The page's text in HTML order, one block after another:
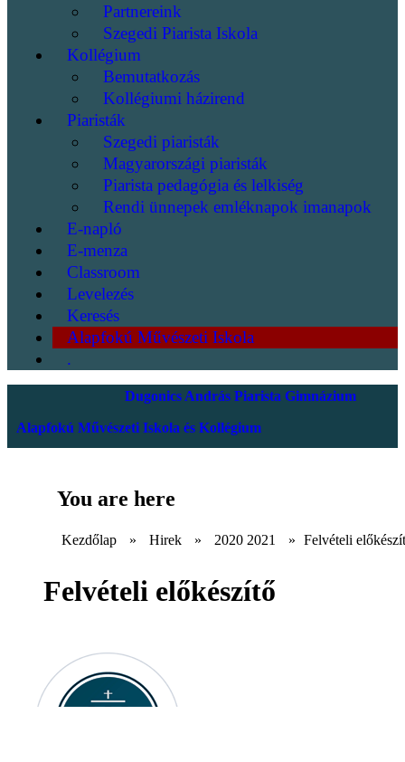
Partnereink
Szegedi Piarista Iskola
Kollégium
Bemutatkozás
Kollégiumi házirend
Piaristák
Szegedi piaristák
Magyarországi piaristák
Piarista pedagógia és lelkiség
Rendi ünnepek emléknapok imanapok
E-napló
E-menza
Classroom
Levelezés
Keresés
Alapfokú Művészeti Iskola
.
Dugonics András Piarista Gimnázium
Alapfokú Művészeti Iskola és Kollégium
You are here
Kezdőlap » Hirek » 2020 2021 » Felvételi
Felvételi előkészítő